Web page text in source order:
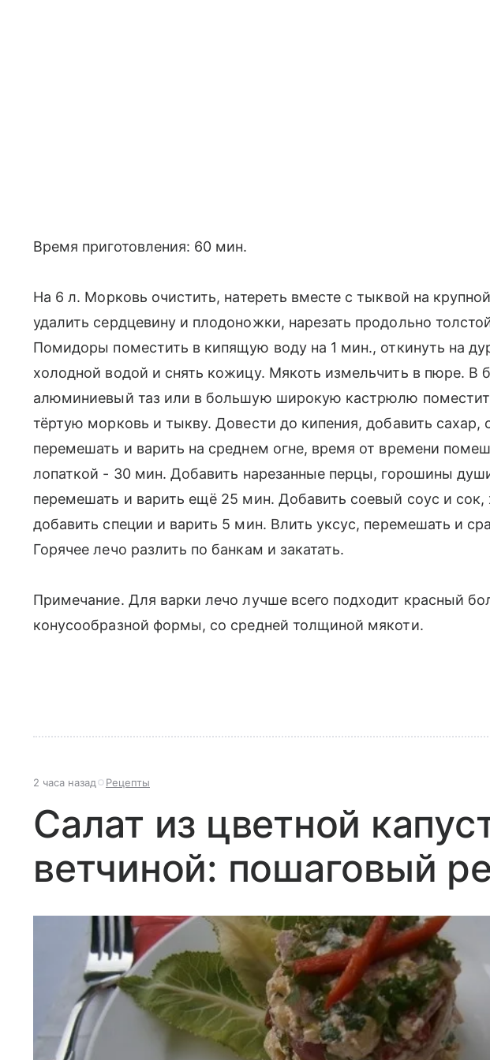
Время приготовления: 60 мин.
На 6 л. Морковь очистить, натереть вместе с тыквой на
удалить сердцевину и плодоножки, нарезать продольно
Помидоры поместить в кипящую воду на 1 мин., откинуть на
холодной водой и снять кожицу. Мякоть измельчить в пюре. В
алюминиевый таз или в большую широкую кастрюлю
тёртую морковь и тыкву. Довести до кипения, добавить
перемешать и варить на среднем огне, время от времени
лопаткой - 30 мин. Добавить нарезанные перцы, горошины
перемешать и варить ещё 25 мин. Добавить соевый соус и
добавить специи и варить 5 мин. Влить уксус, перемешать и
Горячее лечо разлить по банкам и закатать.
Примечание. Для варки лечо лучше всего подходит красный
конусообразной формы, со средней толщиной мякоти.
2 часа назад Рецепты
Салат из цветной
ветчиной: пошаговый